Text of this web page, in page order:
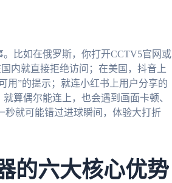
比如在俄罗斯，你打开CCTV5官网或
内就直接拒绝访问；在美国，抖音上
用”的提示；就连小红书上用户分享的
算偶尔能连上，也会遇到画面卡顿、
就可能错过进球瞬间，体验大打折
的六大核心优势